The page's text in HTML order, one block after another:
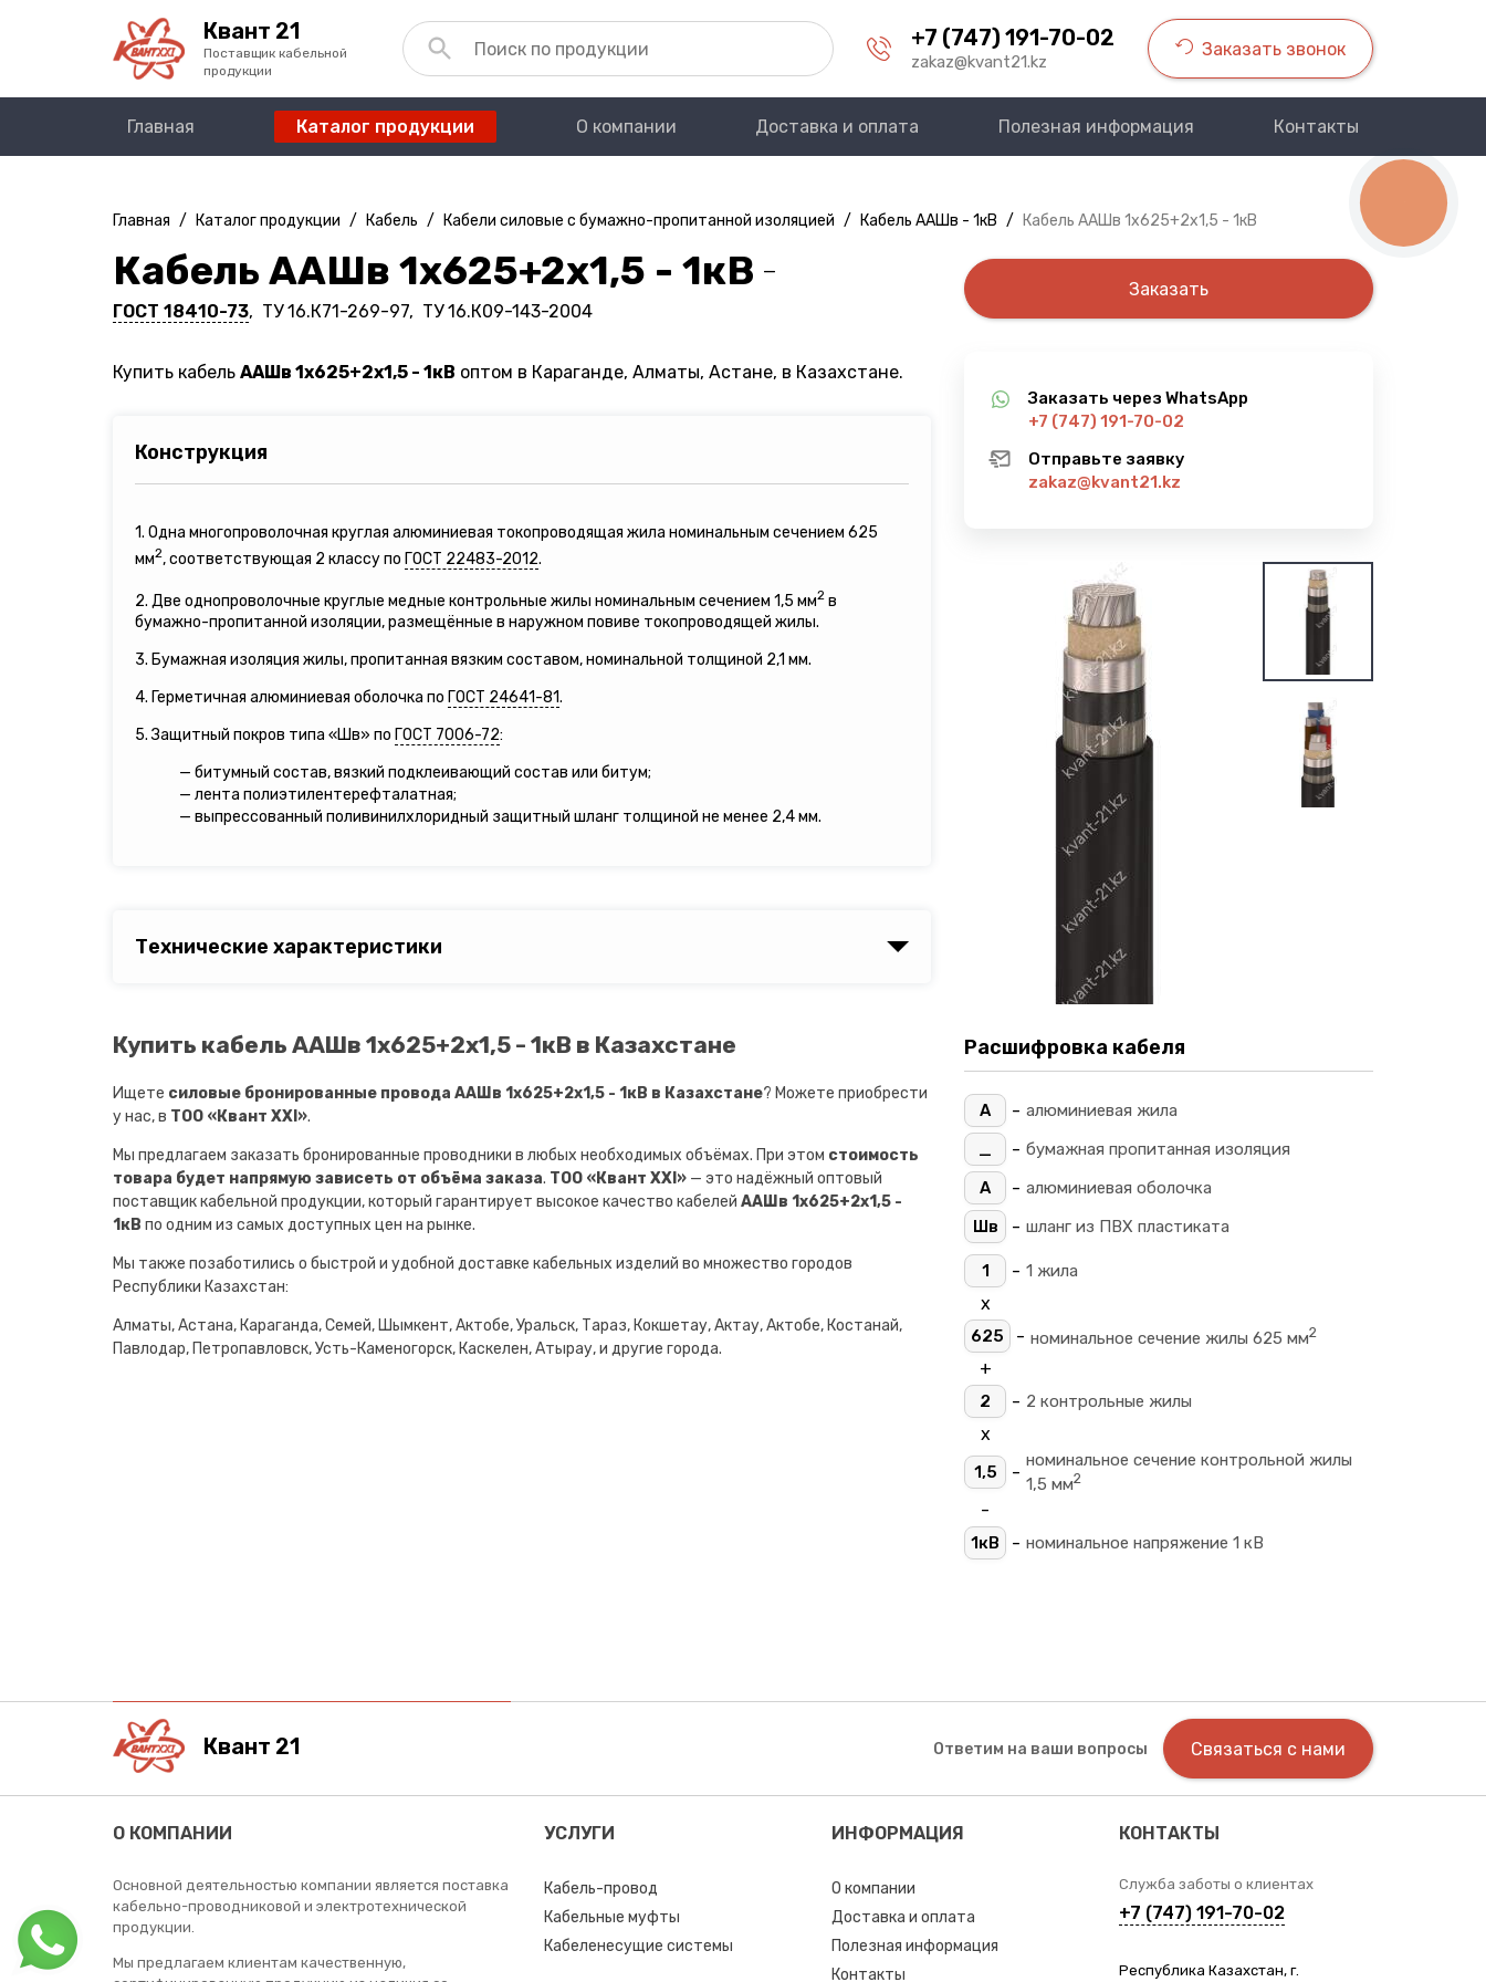
Квант 21
Поставщик кабельной
продукции
+7 (747) 191-70-02
zakaz@kvant21.kz
Заказать звонок
Главная Каталог продукции О компании Доставка и оплата Полезная информация Контакты
Главная / Каталог продукции / Кабель / Кабели силовые с бумажно-пропитанной изоляцией / Кабель ААШв - 1кВ / Кабель ААШв 1х625+2х1,5 - 1кВ
Кабель ААШв 1х625+2х1,5 - 1кВ —
ГОСТ 18410-73, ТУ 16.К71-269-97, ТУ 16.К09-143-2004
Купить кабель ААШв 1х625+2х1,5 - 1кВ оптом в Караганде, Алматы, Астане, в Казахстане.
Конструкция
1. Одна многопроволочная круглая алюминиевая токопроводящая жила номинальным сечением 625
мм2, соответствующая 2 классу по ГОСТ 22483-2012.
2. Две однопроволочные круглые медные контрольные жилы номинальным сечением 1,5 мм2 в
бумажно-пропитанной изоляции, размещённые в наружном повиве токопроводящей жилы.
3. Бумажная изоляция жилы, пропитанная вязким составом, номинальной толщиной 2,1 мм.
4. Герметичная алюминиевая оболочка по ГОСТ 24641-81.
5. Защитный покров типа «Шв» по ГОСТ 7006-72:
— битумный состав, вязкий подклеивающий состав или битум;
— лента полиэтилентерефталатная;
— выпрессованный поливинилхлоридный защитный шланг толщиной не менее 2,4 мм.
Технические характеристики
Купить кабель ААШв 1х625+2х1,5 - 1кВ в Казахстане
Ищете силовые бронированные провода ААШв 1х625+2х1,5 - 1кВ в Казахстане? Можете приобрести
у нас, в ТОО «Квант XXI».
Мы предлагаем заказать бронированные проводники в любых необходимых объёмах. При этом стоимость
товара будет напрямую зависеть от объёма заказа. ТОО «Квант XXI» — это надёжный оптовый
поставщик кабельной продукции, который гарантирует высокое качество кабелей ААШв 1х625+2х1,5 -
1кВ по одним из самых доступных цен на рынке.
Мы также позаботились о быстрой и удобной доставке кабельных изделий во множество городов
Республики Казахстан:
Алматы, Астана, Караганда, Семей, Шымкент, Актобе, Уральск, Тараз, Кокшетау, Актау, Актобе, Костанай,
Павлодар, Петропавловск, Усть-Каменогорск, Каскелен, Атырау, и другие города.
Заказать
Заказать через WhatsApp
+7 (747) 191-70-02
Отправьте заявку
zakaz@kvant21.kz
Расшифровка кабеля
А - алюминиевая жила
_
- бумажная пропитанная изоляция
А
- алюминиевая оболочка
Шв
- шланг из ПВХ пластиката
1 - 1 жила
х
625 - номинальное сечение жилы 625 мм2
+
2 - 2 контрольные жилы
х
1,5 -
номинальное сечение контрольной жилы
1,5 мм2
-
1кВ - номинальное напряжение 1 кВ
Квант 21 Ответим на ваши вопросы Связаться с нами
О КОМПАНИИ
Основной деятельностью компании является поставка
кабельно-проводниковой и электротехнической
продукции.
Мы предлагаем клиентам качественную,
УСЛУГИ
Кабель-провод
Кабельные муфты
Кабеленесущие системы
ИНФОРМАЦИЯ
О компании
Доставка и оплата
Полезная информация
Контакты
КОНТАКТЫ
Служба заботы о клиентах
+7 (747) 191-70-02
Республика Казахстан, г.